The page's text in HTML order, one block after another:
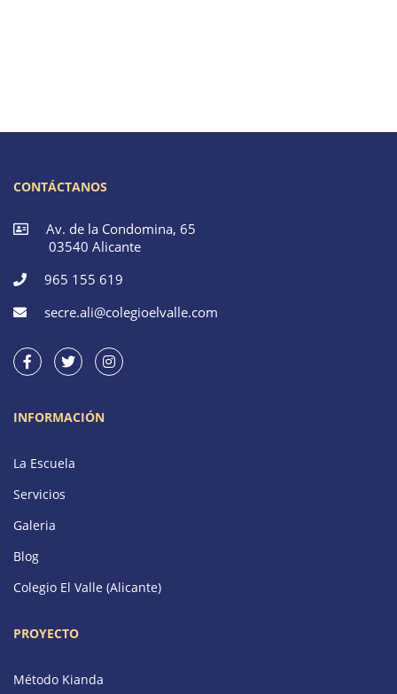
CONTÁCTANOS
Av. de la Condomina, 65
03540 Alicante
965 155 619
secre.ali@colegioelvalle.com
INFORMACIÓN
La Escuela
Servicios
Galeria
Blog
Colegio El Valle (Alicante)
PROYECTO
Método Kianda